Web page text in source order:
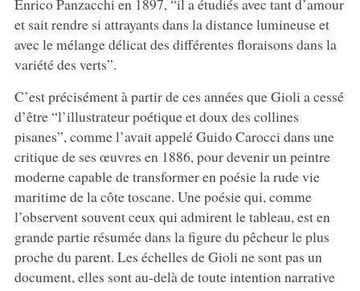
et sait rendre si attrayants dans la distance lumineuse et
avec le mélange délicat des différentes floraisons dans la
variété des verts”.
C’est précisément à partir de ces années que Gioli a cessé
d’être “l’illustrateur poétique et doux des collines
pisanes”, comme l’avait appelé Guido Carocci dans une
critique de ses œuvres en 1886, pour devenir un peintre
moderne capable de transformer en poésie la rude vie
maritime de la côte toscane. Une poésie qui, comme
l’observent souvent ceux qui admirent le tableau, est en
grande partie résumée dans la figure du pêcheur le plus
proche du parent. Les échelles de Gioli ne sont pas un
document, elles sont au-delà de toute intention narrative